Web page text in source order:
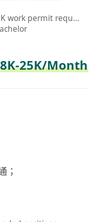
HK work permit required
25K/Month
；
出创意脚本；
星沟通合作拍摄；